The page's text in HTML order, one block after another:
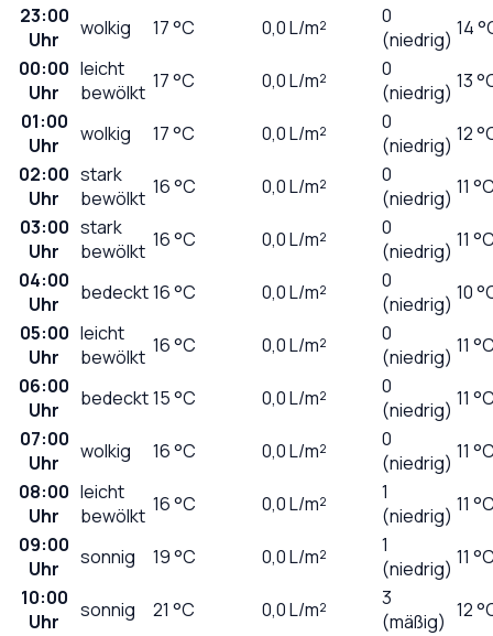
23:00
Uhr
wolkig 17°C 0,0L/m²
0
(niedrig) 14
00:00
Uhr
leicht
bewölkt 17°C 0,0L/m²
0
(niedrig) 13
01:00
Uhr
wolkig 17°C 0,0L/m²
0
(niedrig) 12
02:00
Uhr
stark
bewölkt 16°C 0,0L/m²
0
(niedrig) 11
03:00
Uhr
stark
bewölkt 16°C 0,0L/m²
0
(niedrig) 11
04:00
Uhr
bedeckt16°C 0,0L/m²
0
(niedrig) 10
05:00
Uhr
leicht
bewölkt 16°C 0,0L/m²
0
(niedrig) 11
06:00
Uhr
bedeckt15°C 0,0L/m²
0
(niedrig) 11
07:00
Uhr
wolkig 16°C 0,0L/m²
0
(niedrig) 11
08:00
Uhr
leicht
bewölkt 16°C 0,0L/m²
1
(niedrig) 11
09:00
Uhr
sonnig 19°C 0,0L/m²
1
(niedrig) 11
10:00
Uhr
sonnig 21 °C 0,0L/m²
3
(mäßig) 12